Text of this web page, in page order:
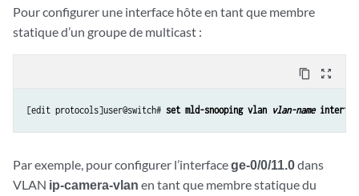
Pour configurer une interface hôte en tant que membre
statique d’un groupe de multicast :
content_copy zoom_out_map
[edit protocols]user@switch# set mld-snooping vlan vlan-name
Par exemple, pour configurer l’interfacege-0/0/11.0dans
VLAN ip-camera-vlan en tant que membre statique du